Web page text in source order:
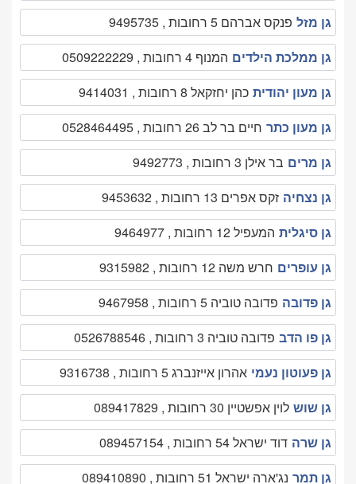
גן מזל פנקס אברהם 5 רחובות , 9495735
גן ממלכת הילדים המנוף 4 רחובות , 0509222229
גן מעון יהודית כהן יחזקאל 8 רחובות , 9414031
גן מעון כתר חיים בר לב 26 רחובות , 0528464495
גן מרים בר אילן 3 רחובות , 9492773
גן נצחיה זקס אפרים 13 רחובות , 9453632
גן סיגלית המעפיל 12 רחובות , 9464977
גן עופרים חרש משה 12 רחובות , 9315982
גן פדובה פדובה טוביה 5 רחובות , 9467958
גן פו הדב פדובה טוביה 3 רחובות , 0526788546
גן פעוטון נעמי אהרון אייזנברג 5 רחובות , 9316738
גן שוש לוין אפשטיין 30 רחובות , 089417829
גן שרה דוד ישראל 54 רחובות , 089457154
גן תמר נג'ארה ישראל 51 רחובות , 089410890